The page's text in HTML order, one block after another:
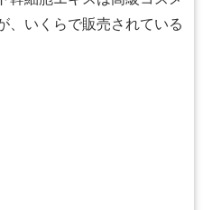
、いくらで販売されている